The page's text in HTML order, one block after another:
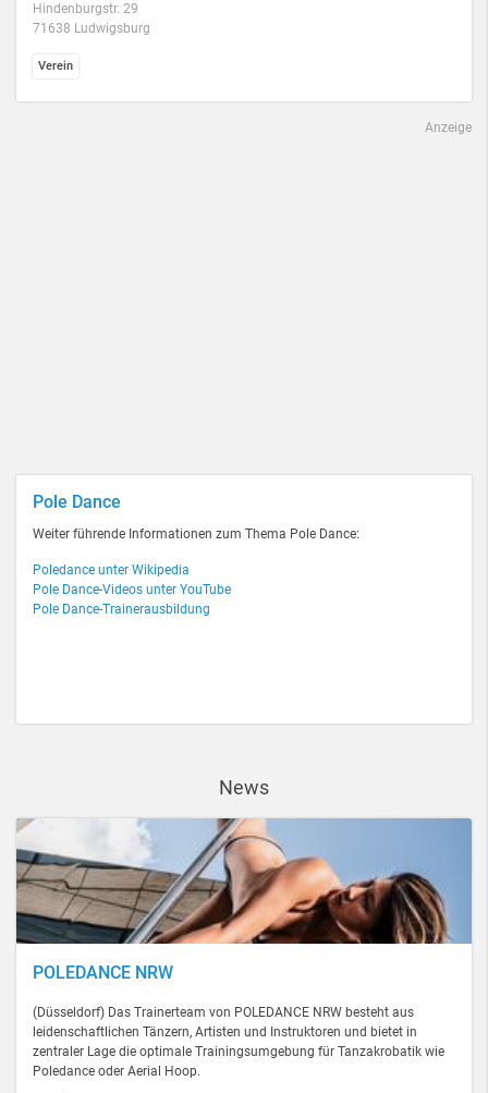
Pole Dance
Weiter führende Informationen zum Thema Pole Dance:
Poledance unter Wikipedia
Pole Dance-Videos unter YouTube
Pole Dance-Trainerausbildung
Hindenburgstr. 29
71638 Ludwigsburg
Verein
Anzeige
News
POLEDANCE NRW
(Düsseldorf) Das Trainerteam von POLEDANCE NRW besteht aus
leidenschaftlichen Tänzern, Artisten und Instruktoren und bietet in
zentraler Lage die optimale Trainingsumgebung für Tanzakrobatik wie
Poledance oder Aerial Hoop.